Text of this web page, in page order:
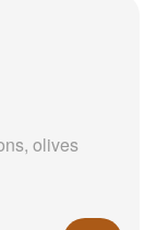
olives